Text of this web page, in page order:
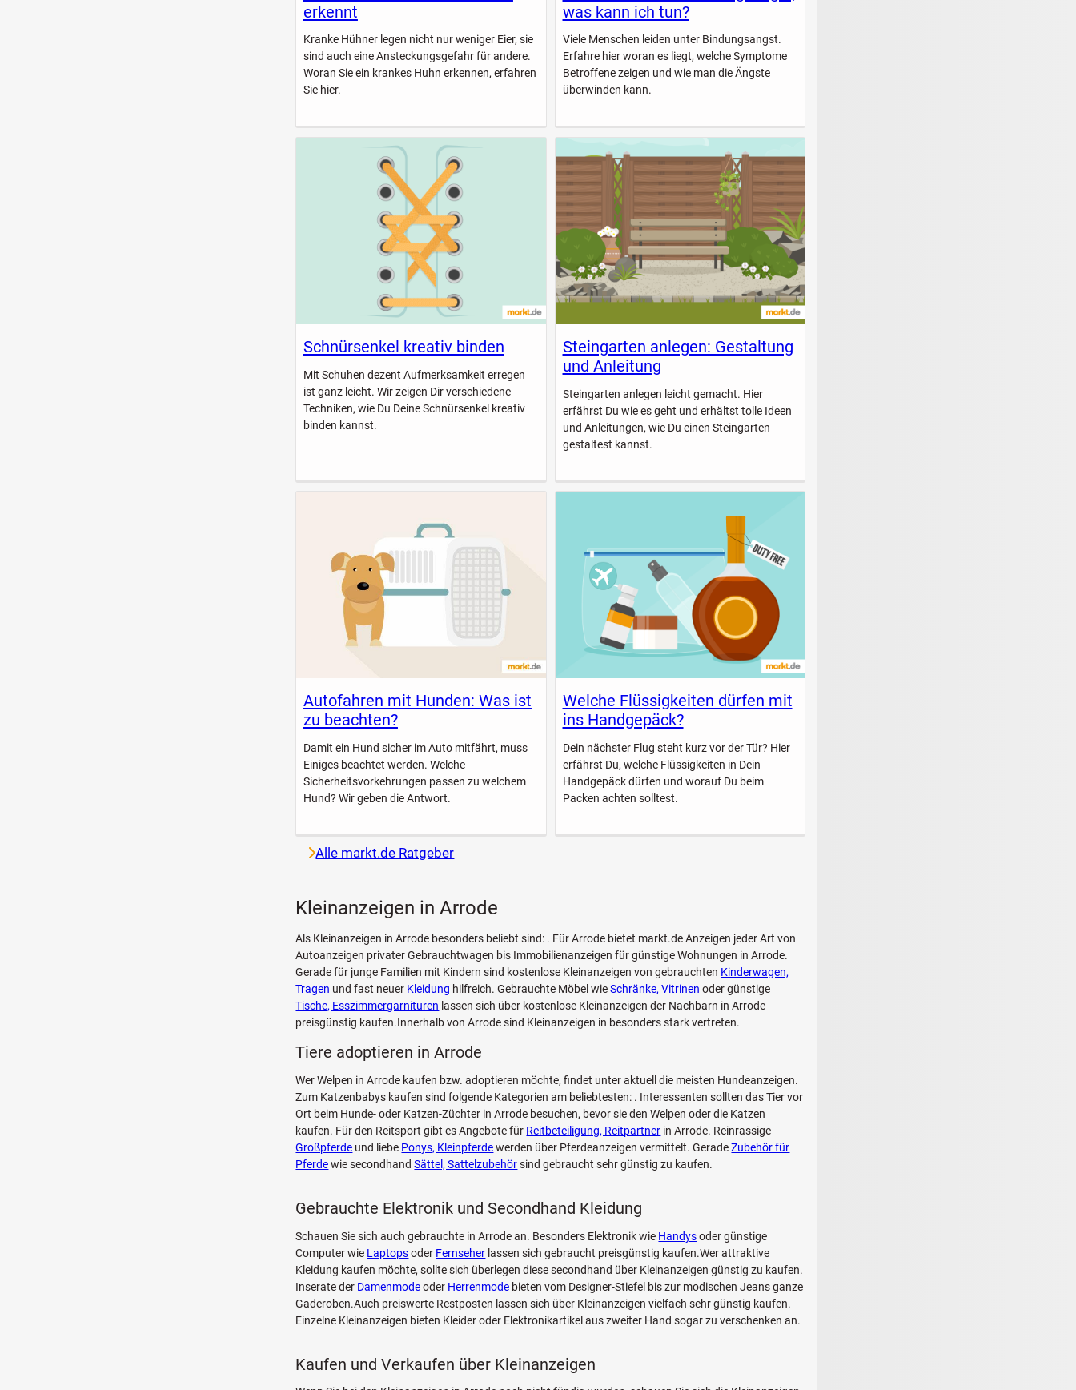
erkennt
Kranke Hühner legen nicht nur weniger Eier, sie
sind auch eine Ansteckungsgefahr für andere.
Woran Sie ein krankes Huhn erkennen, erfahren
Sie hier.
was kann ich tun?
Viele Menschen leiden unter Bindungsangst.
Erfahre hier woran es liegt, welche Symptome
Betroffene zeigen und wie man die Ängste
überwinden kann.
Schnürsenkel kreativ binden
Mit Schuhen dezent Aufmerksamkeit erregen
ist ganz leicht. Wir zeigen Dir verschiedene
Techniken, wie Du Deine Schnürsenkel kreativ
binden kannst.
Steingarten anlegen: Gestaltung
und Anleitung
Steingarten anlegen leicht gemacht. Hier
erfährst Du wie es geht und erhältst tolle Ideen
und Anleitungen, wie Du einen Steingarten
gestaltest kannst.
Autofahren mit Hunden: Was ist
zu beachten?
Damit ein Hund sicher im Auto mitfährt, muss
Einiges beachtet werden. Welche
Sicherheitsvorkehrungen passen zu welchem
Hund? Wir geben die Antwort.
Welche Flüssigkeiten dürfen mit
ins Handgepäck?
Dein nächster Flug steht kurz vor der Tür? Hier
erfährst Du, welche Flüssigkeiten in Dein
Handgepäck dürfen und worauf Du beim
Packen achten solltest.
Alle markt.de Ratgeber
Kleinanzeigen in Arrode
Als Kleinanzeigen in Arrode besonders beliebt sind: . Für Arrode bietet markt.de Anzeigen jeder Art von
Autoanzeigen privater Gebrauchtwagen bis Immobilienanzeigen für günstige Wohnungen in Arrode.
Gerade für junge Familien mit Kindern sind kostenlose Kleinanzeigen von gebrauchten Kinderwagen,
Tragen und fast neuer Kleidung hilfreich. Gebrauchte Möbel wieSchränke, Vitrinen oder günstige
Tische, Esszimmergarnituren lassen sich über kostenlose Kleinanzeigen der Nachbarn in Arrode
preisgünstig kaufen.Innerhalb von Arrode sind Kleinanzeigen in besonders stark vertreten.
Tiere adoptieren in Arrode
Wer Welpen in Arrode kaufen bzw. adoptieren möchte, findet unter aktuell die meisten Hundeanzeigen.
Zum Katzenbabys kaufen sind folgende Kategorien am beliebtesten: . Interessenten sollten das Tier vor
Ort beim Hunde- oder Katzen-Züchter in Arrode besuchen, bevor sie den Welpen oder die Katzen
kaufen. Für den Reitsport gibt es Angebote für Reitbeteiligung, Reitpartner in Arrode. Reinrassige
Großpferde und liebe Ponys, Kleinpferdewerden über Pferdeanzeigen vermittelt. GeradeZubehör für
Pferdewie secondhandSättel, Sattelzubehörsind gebraucht sehr günstig zu kaufen.
Gebrauchte Elektronik und Secondhand Kleidung
Schauen Sie sich auch gebrauchte in Arrode an. Besonders Elektronik wie Handysoder günstige
Computer wie Laptopsoder Fernseher lassen sich gebraucht preisgünstig kaufen.Wer attraktive
Kleidung kaufen möchte, sollte sich überlegen diese secondhand über Kleinanzeigen günstig zu kaufen.
Inserate der Damenmodeoder Herrenmode bieten vom Designer-Stiefel bis zur modischen Jeans ganze
Gaderoben.Auch preiswerte Restposten lassen sich über Kleinanzeigen vielfach sehr günstig kaufen.
Einzelne Kleinanzeigen bieten Kleider oder Elektronikartikel aus zweiter Hand sogar zu verschenken an.
Kaufen und Verkaufen über Kleinanzeigen